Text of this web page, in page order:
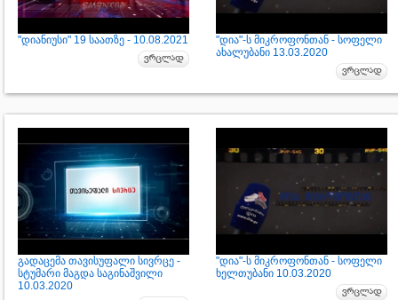
"დიანიუსი" 19 საათზე - 10.08.2021
"დია"-ს მიკროფონთან - სოფელი
ახალუბანი 13.03.2020
გადაცემა თავისუფალი სივრცე -
სტუმარი მაგდა საგინაშვილი
10.03.2020
"დია"-ს მიკროფონთან - სოფელი
ხელთუბანი 10.03.2020